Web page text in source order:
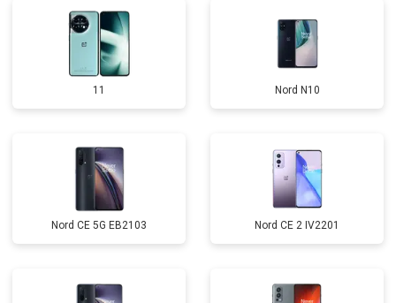
11 Nord N10
Nord CE 5G EB2103 Nord CE 2 IV2201